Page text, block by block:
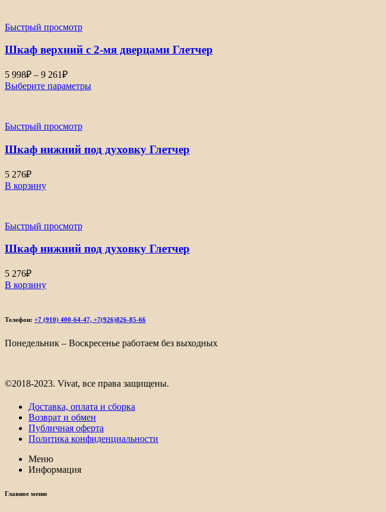
8
Быстрый просмотр
Шкаф верхний с 2-мя дверцами Глетчер
5 998₽ – 9 261₽Диапазон
цен:
5
9
Выберите параметры
Быстрый просмотр
Шкаф нижний под духовку Глетчер
5 276₽
В корзину
Быстрый просмотр
Шкаф нижний под духовку Глетчер
5 276₽
В корзину
Телефон: +7 (910) 400-64-47, +7(926)826-85-66
Понедельник – Воскресенье работаем без выходных
©2018-2023. Vivat, все права защищены.
Доставка, оплата и сборка
Возврат и обмен
Публичная оферта
Политика конфиденциальности
Меню
Информация
Главное меню